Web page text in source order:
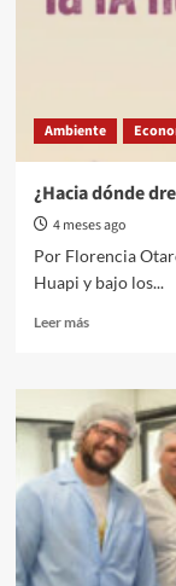
Ambiente
¿Hacia dónde
4 meses ago
Por Florencia
Huapi y bajo los...
Leer másRead
¿Hacia
dónde
drena
la
IA
nuestras
aguas?